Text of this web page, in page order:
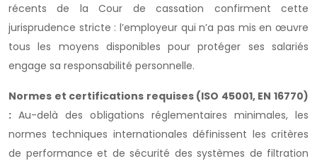
récents de la Cour de cassation confirment cette
jurisprudence stricte : l’employeur qui n’a pas mis en œuvre
tous les moyens disponibles pour protéger ses salariés
engage sa responsabilité personnelle.
Normes et certifications requises (ISO 45001, EN 16770)
: Au-delà des obligations réglementaires minimales, les
normes techniques internationales définissent les critères
de performance et de sécurité des systèmes de filtration